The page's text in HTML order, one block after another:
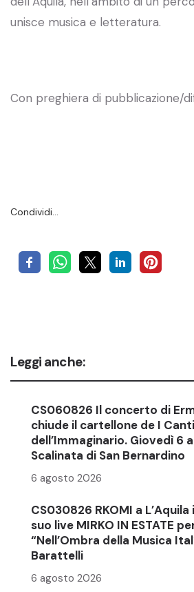
unisce musica e letteratura.
Con preghiera di pubblicazione/
Condividi…
Leggi anche:
CS060826 Il concerto di
chiude il cartellone de I
dell’Immaginario. Giovedì 6
Scalinata di San Bernardino
6 agosto 2026
CS030826 RKOMI a
suo live MIRKO IN ESTATE
“Nell’Ombra della Musica
Barattelli
6 agosto 2026